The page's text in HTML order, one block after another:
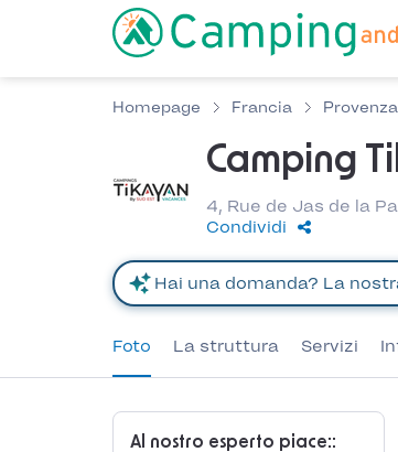
Homepage Francia
Camping
4, Rue de Jas de la
Condividi
Foto La struttura Servizi
Al nostro esperto piace::